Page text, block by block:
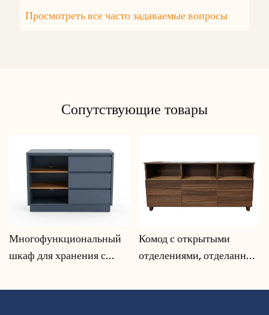
Просмотреть все часто задаваемые вопросы
Сопутствующие товары
Многофункциональный
шкаф для хранения с
кабелей | CIS-25-L - GCON
Комод с открытыми
отделениями, отделанный